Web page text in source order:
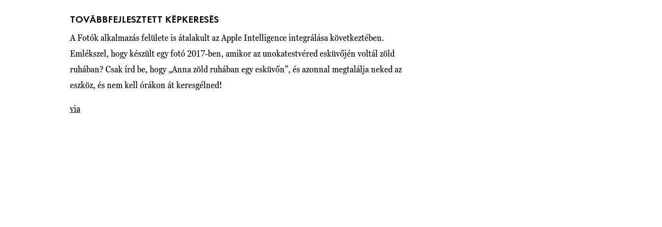
TOVÁBBFEJLESZTETT KÉPKERESÉS
A Fotók alkalmazás felülete is átalakult az Apple Intelligence integrálása következtében.
Emlékszel, hogy készült egy fotó 2017-ben, amikor az unokatestvéred esküvőjén voltál zöld
ruhában? Csak írd be, hogy „Anna zöld ruhában egy esküvőn”, és azonnal megtalálja neked az
eszköz, és nem kell órákon át keresgélned!
via